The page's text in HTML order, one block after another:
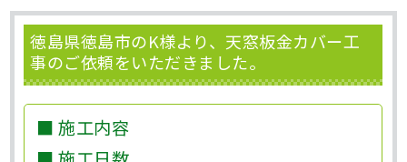
徳島県徳島市のK様より、天窓板金カバー工
事のご依頼をいただきました。
■ 施工内容